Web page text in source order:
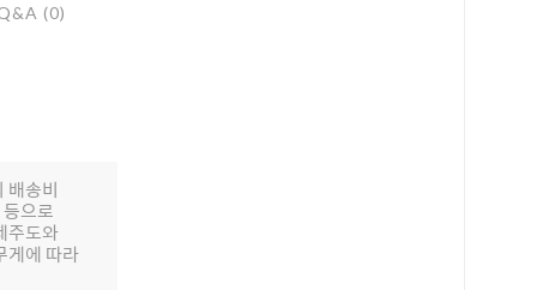
(0)
배송비
으로
주도와
게에 따라